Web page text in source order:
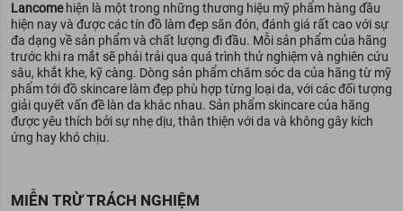
Lancomehiện là một trong những thương hiệu mỹ phẩm hàng đầu
hiện nay và được các tín đồ làm đẹp săn đón, đánh giá rất cao với sự
đa dạng về sản phẩm và chất lượng đi đầu. Mỗi sản phẩm của hãng
trước khi ra mắt sẽ phải trải qua quá trình thử nghiệm và nghiên cứu
sâu, khắt khe, kỹ càng. Dòng sản phẩm chăm sóc da của hãng từ mỹ
phẩm tới đồ skincare làm đẹp phù hợp từng loại da, với các đối tượng
giải quyết vấn đề làn da khác nhau. Sản phẩm skincare của hãng
được yêu thích bởi sự nhẹ dịu, thân thiện với da và không gây kích
ứng hay khó chịu.
MIỄN TRỪ TRÁCH NGHIỆM